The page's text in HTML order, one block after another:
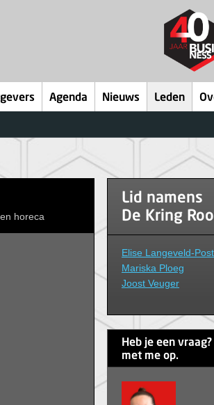
Agenda Nieuws Leden
horeca
Lid namens
De Kring
Elise Langeveld-
Mariska Ploeg
Joost Veuger
Heb je een
met me op.